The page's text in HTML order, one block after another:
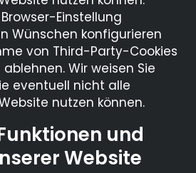
Einstellung
Wünschen konfigurieren
von Third-Party-Cookies
Wir weisen Sie
eventuell nicht alle
nutzen können.
und
Website